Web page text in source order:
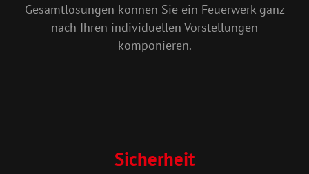
Gesamtlösungen können Sie ein Feuerwerk ganz
nach Ihren individuellen Vorstellungen
komponieren.
Sicherheit